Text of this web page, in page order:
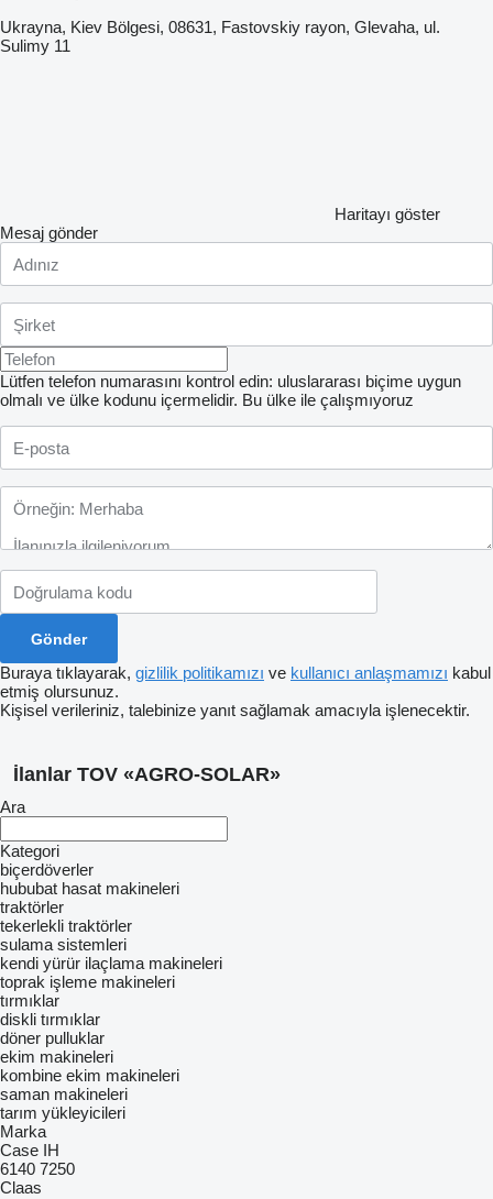
Ukrayna, Kiev Bölgesi, 08631, Fastovskiy rayon, Glevaha, ul.
Sulimy 11
Haritayı göster
Mesaj gönder
Lütfen telefon numarasını kontrol edin: uluslararası biçime uygun
olmalı ve ülke kodunu içermelidir. Bu ülke ile çalışmıyoruz
Buraya tıklayarak, gizlilik politikamızı ve kullanıcı anlaşmamızı kabul
etmiş olursunuz.
Kişisel verileriniz, talebinize yanıt sağlamak amacıyla işlenecektir.
İlanlar TOV «AGRO-SOLAR»
Ara
Kategori
biçerdöverler
hububat hasat makineleri
traktörler
tekerlekli traktörler
sulama sistemleri
kendi yürür ilaçlama makineleri
toprak işleme makineleri
tırmıklar
diskli tırmıklar
döner pulluklar
ekim makineleri
kombine ekim makineleri
saman makineleri
tarım yükleyicileri
Marka
Case IH
6140 7250
Claas